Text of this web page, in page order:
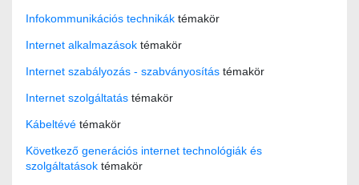
Infokommunikációs technikák témakör
Internet alkalmazások témakör
Internet szabályozás - szabványosítás témakör
Internet szolgáltatás témakör
Kábeltévé témakör
Következő generációs internet technológiák és
szolgáltatások témakör